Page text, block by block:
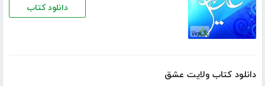
دانلود کتاب
دانلود کتاب ولایت عشق